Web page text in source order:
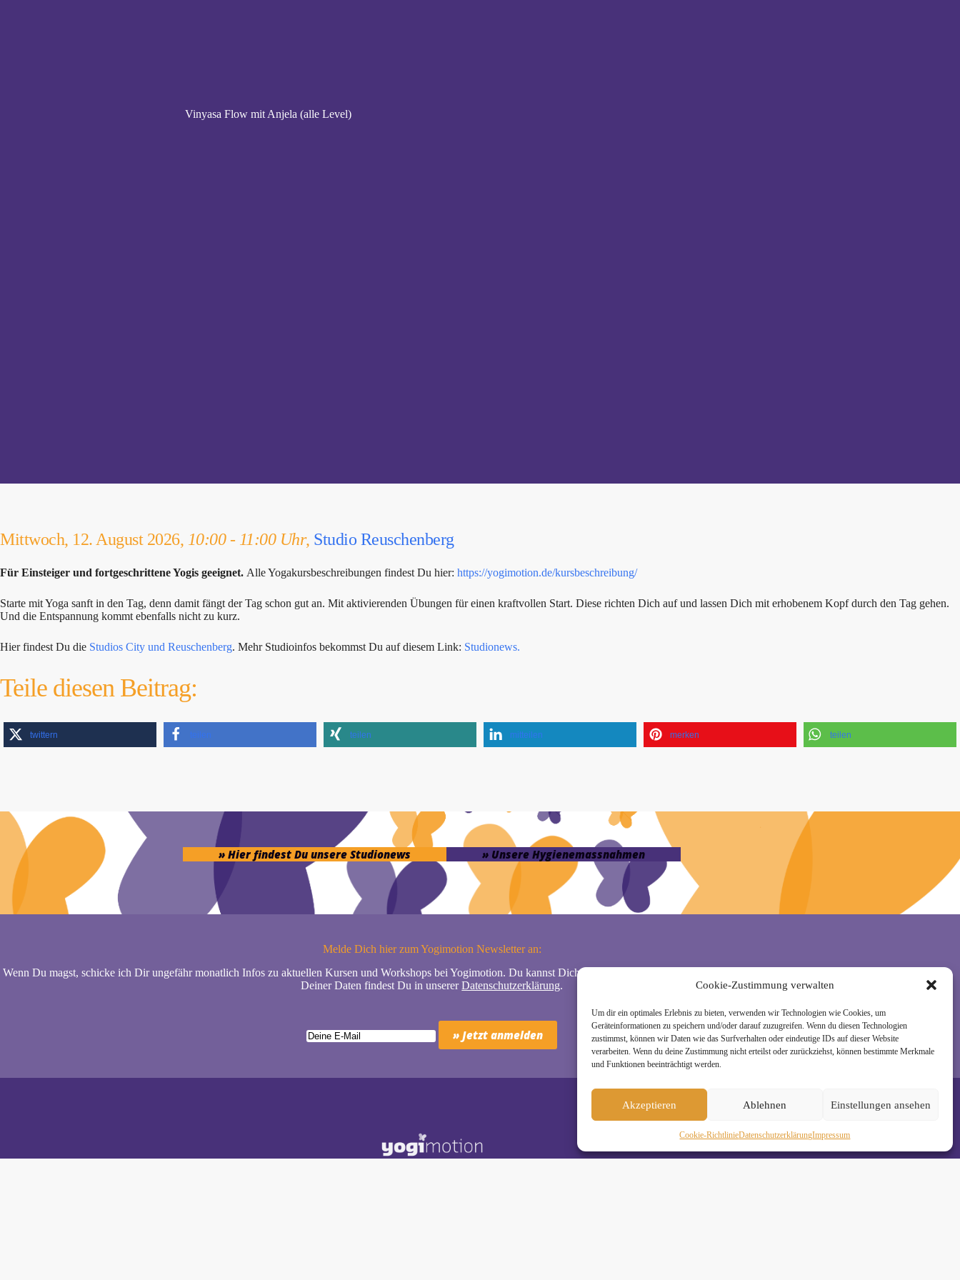
Cookie-Zustimmung verwalten
Um dir ein optimales Erlebnis zu bieten, verwenden wir Technologien wie Cookies, um
Geräteinformationen zu speichern und/oder darauf zuzugreifen. Wenn du diesen Technologien
zustimmst, können wir Daten wie das Surfverhalten oder eindeutige IDs auf dieser Website
verarbeiten. Wenn du deine Zustimmung nicht erteilst oder zurückziehst, können bestimmte Merkmale
und Funktionen beeinträchtigt werden.
Akzeptieren Ablehnen Einstellungen ansehen
Cookie-RichtlinieDaten­schutz­erklä­rungImpressum
Vinyasa Flow mit Anjela (alle Level)
Mittwoch, 12. August 2026, 10:00 - 11:00 Uhr, Studio Reuschenberg
Für Einsteiger und fortgeschrittene Yogis geeignet. Alle Yogakursbeschreibungen findest Du hier: https://yogimotion.de/kursbeschreibung/
Starte mit Yoga sanft in den Tag, denn damit fängt der Tag schon gut an. Mit aktivierenden Übungen für einen kraftvollen Start. Diese richten Dich auf und lassen Dich mit erhobenem Kopf durch den Tag gehen.
Und die Entspannung kommt ebenfalls nicht zu kurz.
Hier findest Du die Studios City und Reuschenberg. Mehr Studioinfos bekommst Du auf diesem Link: Studionews.
Teile diesen Beitrag:
twittern teilen teilen mitteilen merken teilen
» Hier findest Du unsere Studionews » Unsere Hygienemassnahmen
Melde Dich hier zum Yogimotion Newsletter an:
Wenn Du magst, schicke ich Dir ungefähr monatlich Infos zu aktuellen Kursen und Workshops bei Yogimotion. Du kannst Dich natürlich jederzeit wieder abmelden. Alle Details zur Nutzung
Deiner Daten findest Du in unsererDatenschutzerklärung.